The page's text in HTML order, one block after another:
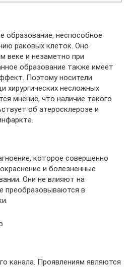
образование, неспособное
раковых клеток. Оно
веке и незаметно при
образование также имеет
Поэтому носители
хирургических несложных
мнение, что наличие такого
об атеросклерозе и
которое совершенно
и болезненные
Они не влияют на
преобразовываются в
канала. Проявлениям являются